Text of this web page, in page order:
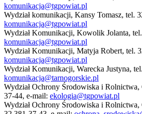
komunikacja@tgpowiat.pl
Wydział komunikacji, Kansy Tomasz, tel.
komunikacja@tgpowiat.pl
Wydział Komunikacji, Kowolik Jolanta,
komunikacja@tgpowiat.pl
Wydział Komunikacji, Matyja Robert, tel.
komunikacja@tgpowiat.pl
Wydział Komunikacji, Warecka Justyna,
komunikacja@tarnogorskie.pl
Wydział Ochrony Środowiska i Rolnictwa,
37-44, e-mail: ekologia@tgpowiat.pl
Wydział Ochrony Środowiska i Rolnictwa,